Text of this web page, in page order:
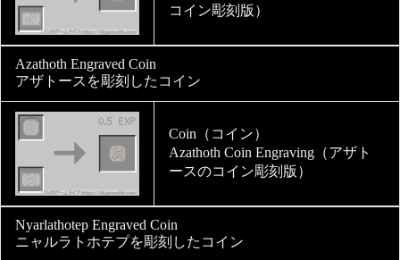
コイン彫刻版）
Azathoth Engraved Coin
アザトースを彫刻したコイン
Coin（コイン）
Azathoth Coin Engraving（アザト
ースのコイン彫刻版）
Nyarlathotep Engraved Coin
ニャルラトホテプを彫刻したコイン